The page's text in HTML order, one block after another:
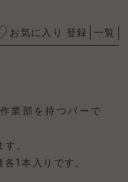
お気に入り 登録 一覧
業部を持つバーで
。
1本入りです。